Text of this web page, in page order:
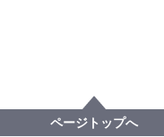
ページトップへ